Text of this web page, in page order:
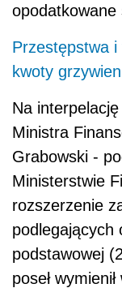
opodatkowane
Przestępstwa
kwoty grzywien
Na
Ministra
Grabowski -
Ministerstwie
rozszerzenie
podlegających
podstawowej
poseł